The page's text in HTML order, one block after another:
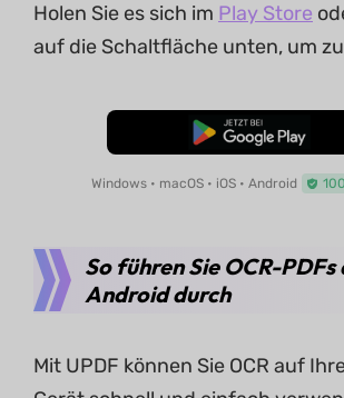
Holen Sie es sich im Play Store
auf die Schaltfläche unten, um
Kostenloser Download
Windows • macOS • iOS • Android
So führen Sie OCR-PDFs
Android durch
Mit UPDF können Sie OCR auf